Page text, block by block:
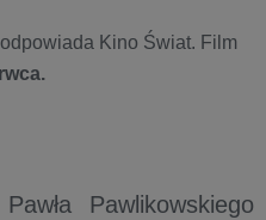
Kino Świat. Film
Pawlikowskiego